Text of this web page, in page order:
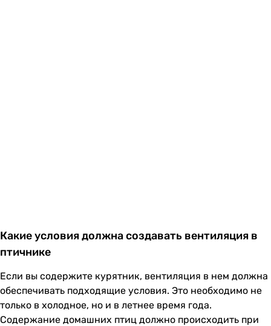
Какие условия должна создавать вентиляция в
птичнике
Если вы содержите курятник, вентиляция в нем должна
обеспечивать подходящие условия. Это необходимо не
только в холодное, но и в летнее время года.
Содержание домашних птиц должно происходить при